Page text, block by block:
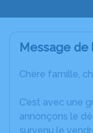
Message de
Chère famille,
C’est avec une
annonçons le
survenu le